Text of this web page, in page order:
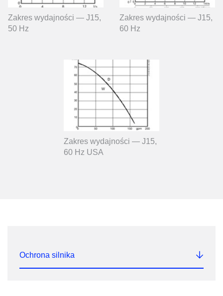
Zakres wydajności — J15,
50 Hz
Zakres wydajności — J15,
60 Hz
Zakres wydajności — J15,
60 Hz USA
Ochrona silnika